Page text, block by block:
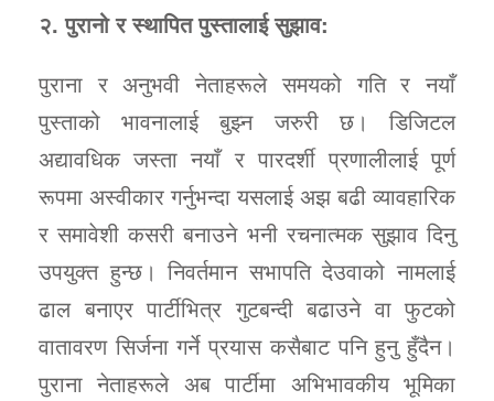
२. पुरानो र स्थापित पुस्तालाई सुझाव:
पुराना र अनुभवी नेताहरूले समयको गति र नयाँ
पुस्ताको भावनालाई बुझ्न जरुरी छ। डिजिटल
अद्यावधिक जस्ता नयाँ र पारदर्शी प्रणालीलाई पूर्ण
रूपमा अस्वीकार गर्नुभन्दा यसलाई अझ बढी व्यावहारिक
र समावेशी कसरी बनाउने भनी रचनात्मक सुझाव दिनु
उपयुक्त हुन्छ। निवर्तमान सभापति देउवाको नामलाई
ढाल बनाएर पार्टीभित्र गुटबन्दी बढाउने वा फुटको
वातावरण सिर्जना गर्ने प्रयास कसैबाट पनि हुनु हुँदैन।
पुराना नेताहरूले अब पार्टीमा अभिभावकीय भूमिका